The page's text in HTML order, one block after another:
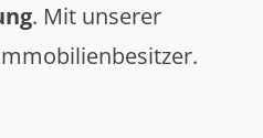
. Mit unserer